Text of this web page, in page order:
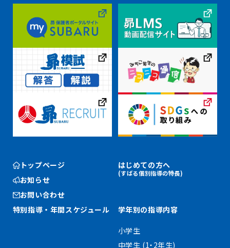
トップページ
お知らせ
お問い合わせ
はじめての方へ
(すばる個別指導の特長)
特別指導・ 年間スケジュール 学年別の指導内容
小学生
中学生 (1・2年生)